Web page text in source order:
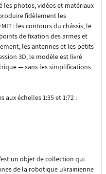
les photos, vidéos et matériaux
fidèlement les
: les contours du châssis, le
de fixation des armes et
les antennes et les petits
3D, le modèle est livré
— sans les simplifications
aux échelles 1:35 et 1:72 :
un objet de collection qui
de la robotique ukrainienne